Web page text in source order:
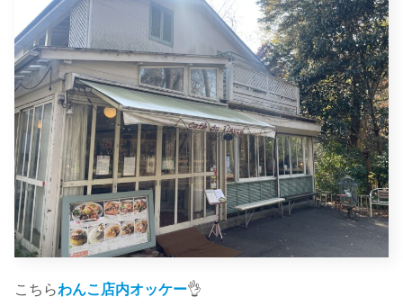
こちらわんこ店内オッケー👌